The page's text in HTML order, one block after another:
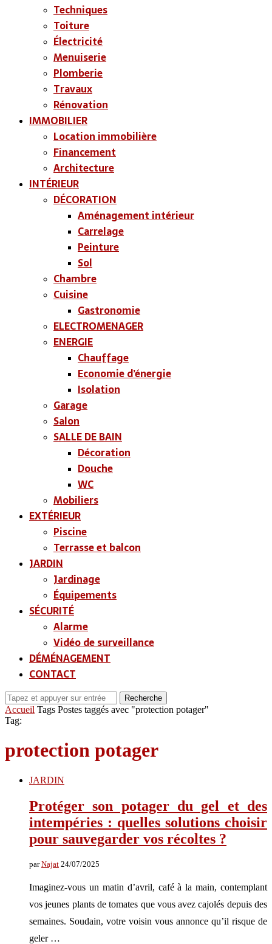
Techniques
Toiture
Électricité
Menuiserie
Plomberie
Travaux
Rénovation
IMMOBILIER
Location immobilière
Financement
Architecture
INTÉRIEUR
DÉCORATION
Aménagement intérieur
Carrelage
Peinture
Sol
Chambre
Cuisine
Gastronomie
ELECTROMENAGER
ENERGIE
Chauffage
Economie d’énergie
Isolation
Garage
Salon
SALLE DE BAIN
Décoration
Douche
WC
Mobiliers
EXTÉRIEUR
Piscine
Terrasse et balcon
JARDIN
Jardinage
Équipements
SÉCURITÉ
Alarme
Vidéo de surveillance
DÉMÉNAGEMENT
CONTACT
Recherche
Accueil Tags Postes taggés avec "protection potager"
Tag:
protection potager
JARDIN
Protéger son potager du gel et des
intempéries : quelles solutions choisir
pour sauvegarder vos récoltes ?
parNajat 24/07/2025
Imaginez-vous un matin d’avril, café à la main, contemplant
vos jeunes plants de tomates que vous avez cajolés depuis des
semaines. Soudain, votre voisin vous annonce qu’il risque de
geler …